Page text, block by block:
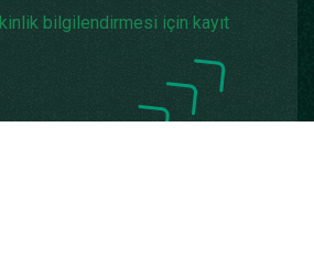
bilgilendirmesi için kayıt